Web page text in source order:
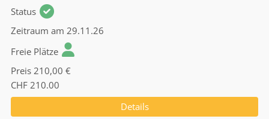
Status
Zeitraum am 29.11.26
Freie Plätze
Preis 210,00 €
CHF 210.00
Details